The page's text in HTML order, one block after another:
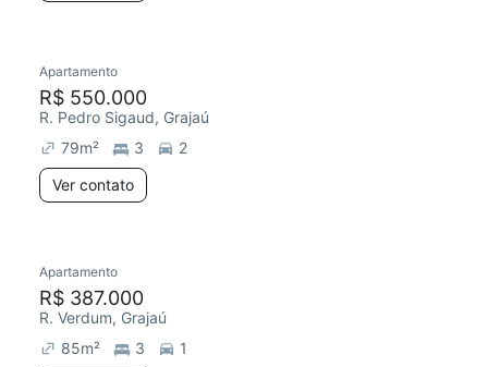
Redecorar
Apartamento
R$ 550.000
R. Pedro Sigaud, Grajaú
79m² 3
2
Ver contato
Redecorar
Apartamento
R$ 387.000
R. Verdum, Grajaú
85m² 3
1